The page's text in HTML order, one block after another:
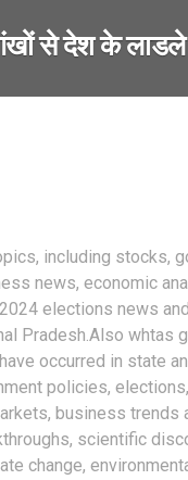
से देश के लाडले
including stocks,
news, economic
elections news
Pradesh.Also whtas
occurred in state
policies,
business trends
scientific
change,